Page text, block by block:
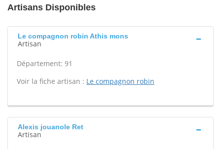
Artisans Disponibles
Le compagnon robin Athis mons
Artisan
Département: 91
Voir la fiche artisan : Le compagnon robin
Alexis jouanole Ret
Artisan